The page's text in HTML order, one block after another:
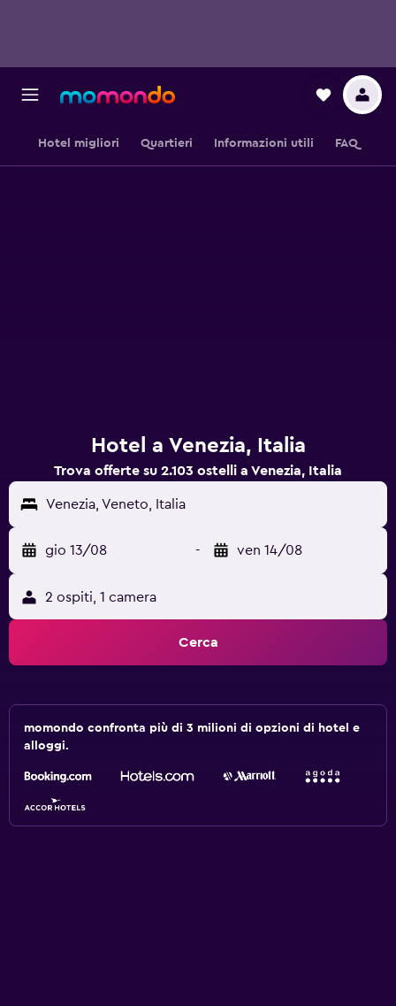
Hotel migliori Quartieri Informazioni utili FAQ
Hotel a Venezia, Italia
Trova offerte su 2.103 ostelli a Venezia, Italia
Venezia, Veneto, Italia
gio 13/08 - ven 14/08
2 ospiti, 1 camera
Cerca
momondo confronta più di 3 milioni di opzioni di hotel e
alloggi.